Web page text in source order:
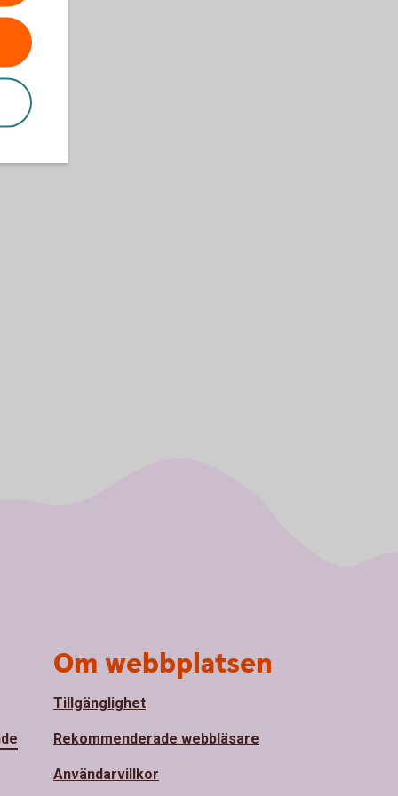
Om webbplatsen
Tillgänglighet
Rekommenderade webbläsare
Användarvillkor